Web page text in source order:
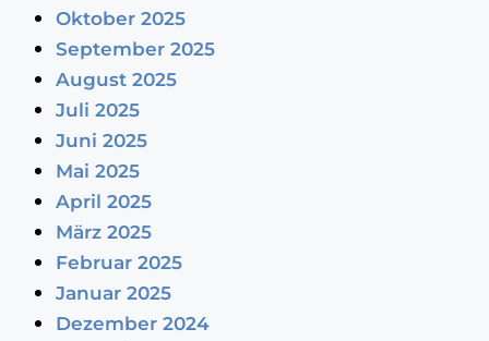
Oktober 2025
September 2025
August 2025
Juli 2025
Juni 2025
Mai 2025
April 2025
März 2025
Februar 2025
Januar 2025
Dezember 2024